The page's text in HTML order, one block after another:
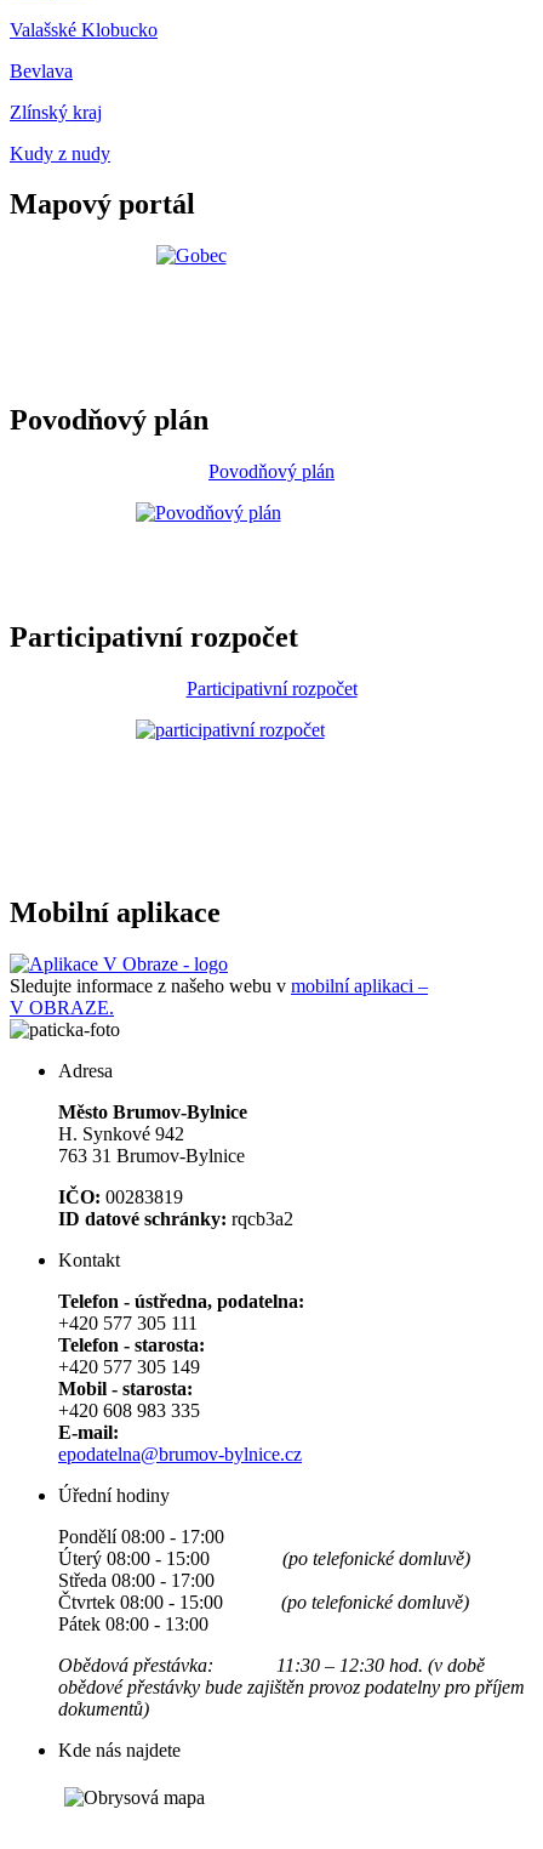
Valašské Klobucko
Bevlava
Zlínský kraj
Kudy z nudy
Mapový portál
Povodňový plán
Povodňový plán
Participativní rozpočet
Participativní rozpočet
Mobilní aplikace
Sledujte informace z našeho webu v mobilní aplikaci –
V OBRAZE.
Adresa
Město Brumov-Bylnice
H. Synkové 942
763 31 Brumov-Bylnice
IČO: 00283819
ID datové schránky: rqcb3a2
Kontakt
Telefon - ústředna, podatelna:
+420 577 305 111
Telefon - starosta:
+420 577 305 149
Mobil - starosta:
+420 608 983 335
E-mail:
epodatelna@brumov-bylnice.cz
Úřední hodiny
Pondělí 08:00 - 17:00
Úterý 08:00 - 15:00 (po telefonické domluvě)
Středa 08:00 - 17:00
Čtvrtek 08:00 - 15:00 (po telefonické domluvě)
Pátek 08:00 - 13:00
Obědová přestávka: 11:30 – 12:30 hod. (v době
obědové přestávky bude zajištěn provoz podatelny pro příjem
dokumentů)
Kde nás najdete